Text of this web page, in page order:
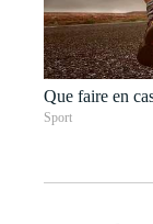
Que faire en
Sport